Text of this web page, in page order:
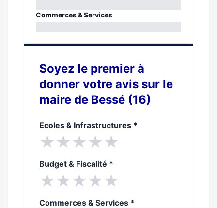
0%
Commerces & Services
Soyez le premier à
donner votre avis sur le
maire de Bessé (16)
Ecoles & Infrastructures *
★★★★★
Budget & Fiscalité *
★★★★★
Commerces & Services *